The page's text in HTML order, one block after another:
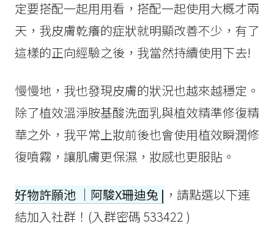
定要搭配一起用用看，搭配一起使用大概才兩
天，我皮膚乾癢的症狀就明顯改善不少，有了
這樣的正向經驗之後，我當然持續使用下去!
慢慢地，我也發現皮膚的狀況也越來越穩定。
除了植效溫淨胺基酸洗面乳與植效精準修復精
華之外，我平常上妝前後也會使用植效瞬潤修
復噴霧，讓肌膚更保濕，妝感也更服貼。
好物許願池 ｜阿駿X珊迪兔 | ，請點選以下連
結加入社群！(入群密碼 533422 )